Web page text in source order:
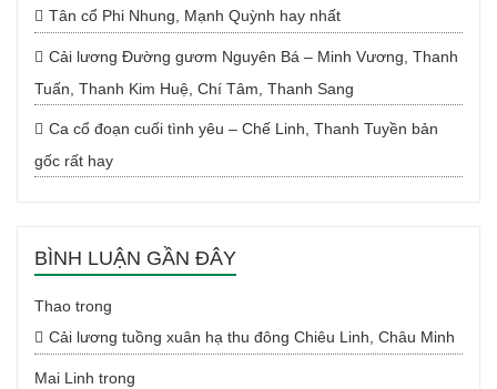
Tân cổ Phi Nhung, Mạnh Quỳnh hay nhất
Cải lương Đường gươm Nguyên Bá – Minh Vương, Thanh
Tuấn, Thanh Kim Huệ, Chí Tâm, Thanh Sang
Ca cổ đoạn cuối tình yêu – Chế Linh, Thanh Tuyền bản
gốc rất hay
BÌNH LUẬN GẦN ĐÂY
Thao trong
Cải lương tuồng xuân hạ thu đông Chiêu Linh, Châu Minh
Mai Linh trong